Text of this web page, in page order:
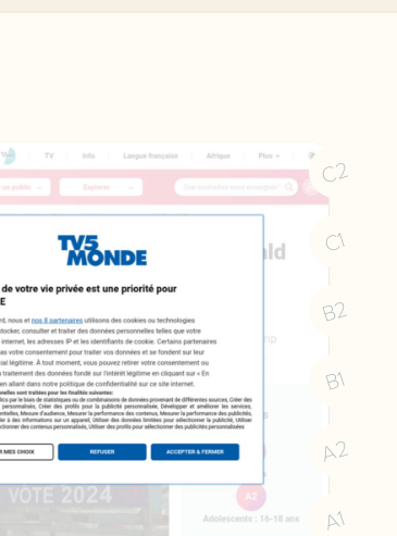
C2
C1
B2
B1
A2
A1